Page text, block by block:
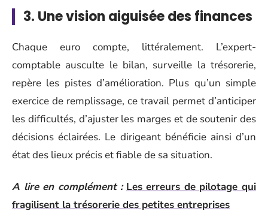
3. Une vision aiguisée des finances
Chaque euro compte, littéralement. L’expert-
comptable ausculte le bilan, surveille la trésorerie,
repère les pistes d’amélioration. Plus qu’un simple
exercice de remplissage, ce travail permet d’anticiper
les difficultés, d’ajuster les marges et de soutenir des
décisions éclairées. Le dirigeant bénéficie ainsi d’un
état des lieux précis et fiable de sa situation.
A lire en complément : Les erreurs de pilotage qui
fragilisent la trésorerie des petites entreprises